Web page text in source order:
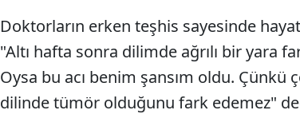
Doktorların erken teşhis sayesinde
"Altı hafta sonra dilimde ağrılı bir yara
Oysa bu acı benim şansım oldu.
dilinde tümör olduğunu fark edemez"